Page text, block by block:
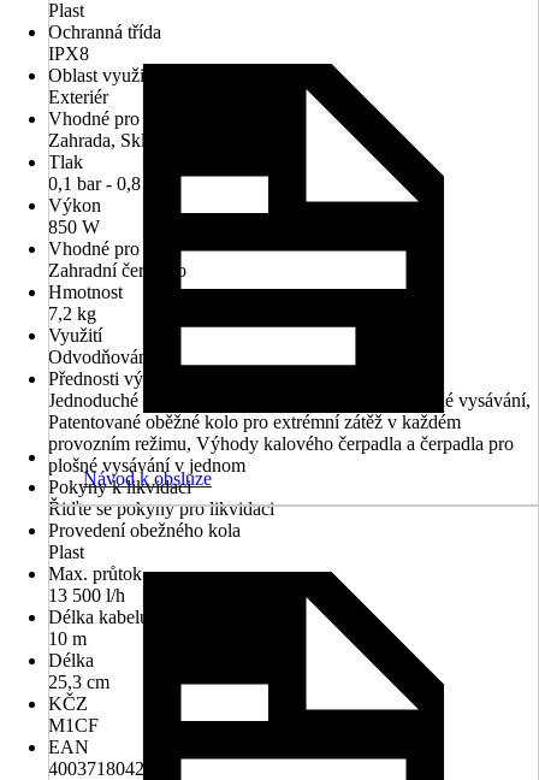
Plast
Ochranná třída
IPX8
Oblast využití
Exteriér
Vhodné pro prostory
Zahrada, Sklep
Tlak
0,1 bar - 0,8 bar
Výkon
850 W
Vhodné pro
Zahradní čerpadlo
Hmotnost
7,2 kg
Využití
Odvodňování
Přednosti výrobku
Jednoduché přestavení čerpadla z kalového na plošné vysávání,
Patentované oběžné kolo pro extrémní zátěž v každém
provozním režimu, Výhody kalového čerpadla a čerpadla pro
plošné vysávání v jednom
Pokyny k likvidaci
Řiďte se pokyny pro likvidaci
Provedení obežného kola
Plast
Max. průtok
13 500 l/h
Délka kabelu
10 m
Délka
25,3 cm
KČZ
M1CF
EAN
4003718042771
Návod k obsluze